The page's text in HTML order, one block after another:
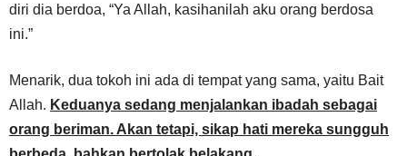
diri dia berdoa, “Ya Allah, kasihanilah aku orang berdosa
ini.”
Menarik, dua tokoh ini ada di tempat yang sama, yaitu Bait
Allah. Keduanya sedang menjalankan ibadah sebagai
orang beriman. Akan tetapi, sikap hati mereka sungguh